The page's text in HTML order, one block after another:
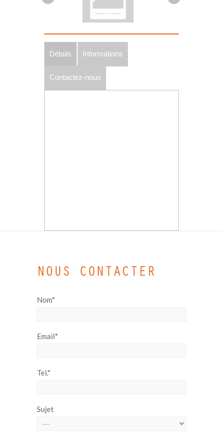
Détails Informations
Contactez-nous
NOUS CONTACTER
Nom*
Email*
Tel.*
Sujet